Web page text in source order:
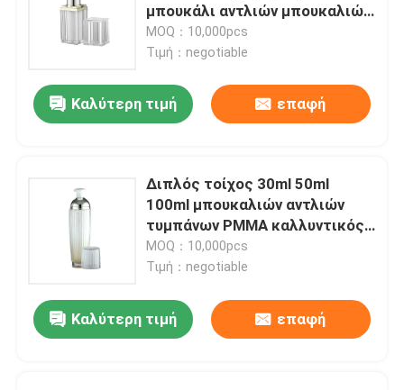
μπουκάλι αντλιών μπουκαλιών
διπλοτειχισμένο κενό χωρίς
αέρα
MOQ：10,000pcs
Τιμή：negotiable
Καλύτερη τιμή επαφή
Διπλός τοίχος 30ml 50ml
100ml μπουκαλιών αντλιών
τυμπάνων PMMA καλλυντικός
χωρίς αέρα
MOQ：10,000pcs
Τιμή：negotiable
Καλύτερη τιμή επαφή